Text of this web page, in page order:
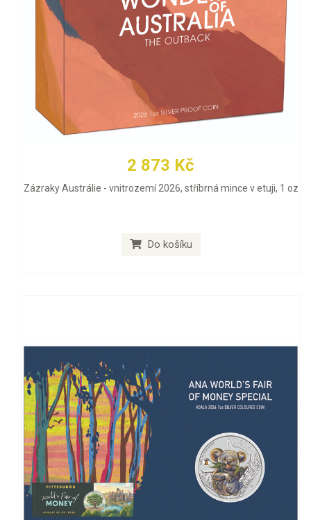
2 873 Kč
Zázraky Austrálie - vnitrozemí 2026, stříbrná mince v etuji, 1 oz
Do košíku